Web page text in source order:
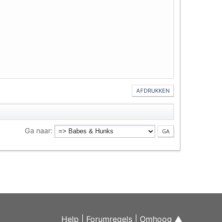
AFDRUKKEN
Ga naar
Help Forumregels Omhoog ▲